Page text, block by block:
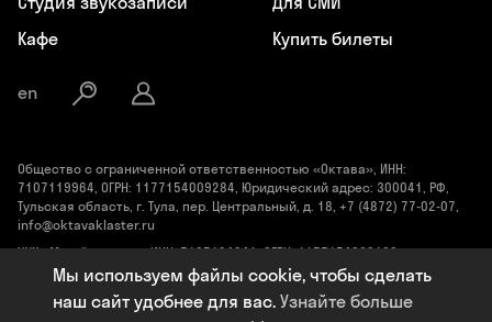
Кафе
Купить билеты
en
Общество с ограниченной ответственностью «Октава», ИНН:
7107119964, ОГРН: 1177154009284, Юридический адрес: 300041, РФ,
Тульская область, г. Тула, пер. Центральный, д. 18, +7 (4872) 77-02-07,
info@oktavaklaster.ru
ЧУК «Музей станка», ИНН: 7107124241, ОГРН: 1177154030162,
Юридический адрес: 300041, Тульская область, г. Тула, пер.
Центральный, д. 18, +7 (991) 414-00-98, info@oktavaklaster.ru
Политика обработки персональных данных
Мы используем файлы cookie, чтобы сделать
наш сайт удобнее для вас. Узнайте больше